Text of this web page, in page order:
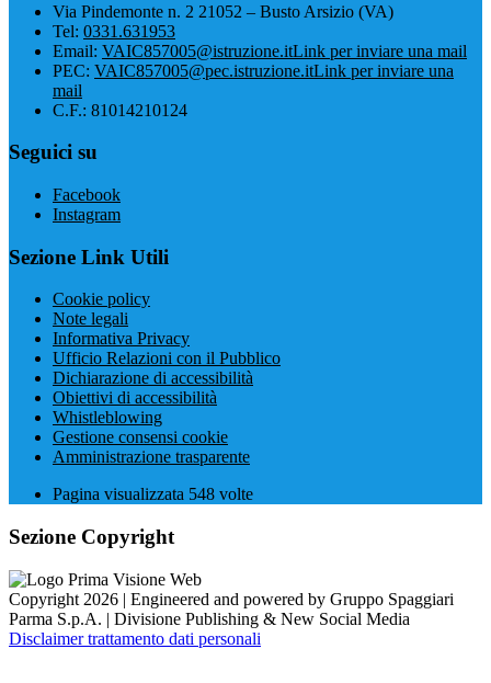
Via Pindemonte n. 2 21052 – Busto Arsizio (VA)
Tel: 0331.631953
Email: VAIC857005@istruzione.itLink per inviare una mail
PEC: VAIC857005@pec.istruzione.itLink per inviare una
mail
C.F.: 81014210124
Seguici su
Facebook
Instagram
Sezione Link Utili
Cookie policy
Note legali
Informativa Privacy
Ufficio Relazioni con il Pubblico
Dichiarazione di accessibilità
Obiettivi di accessibilità
Whistleblowing
Gestione consensi cookie
Amministrazione trasparente
Pagina visualizzata 548 volte
Sezione Copyright
Copyright 2026 | Engineered and powered by Gruppo Spaggiari
Parma S.p.A. | Divisione Publishing & New Social Media
Disclaimer trattamento dati personali